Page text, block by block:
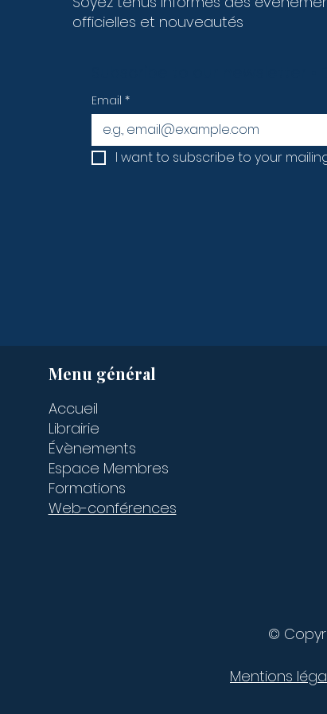
officielles et nouveautés
Email *
I want to subscribe to your
Menu général
Accueil
Librairie
Évènements
Espace Membres
Formations
Web-conférences
©
Mentions